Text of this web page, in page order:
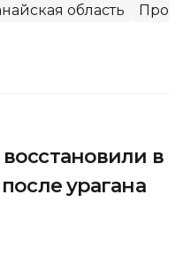
область
в
урагана